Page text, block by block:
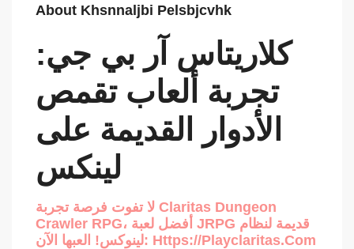
About Khsnnaljbi Pelsbjcvhk
كلاريتاس آر بي جي:
تجربة ألعاب تقمص
الأدوار القديمة على
لينكس
لا تفوت فرصة تجربة Claritas Dungeon
Crawler RPG، أفضل لعبة JRPG قديمة لنظام
لينوكس! العبها الآن: Https://playclaritas.com